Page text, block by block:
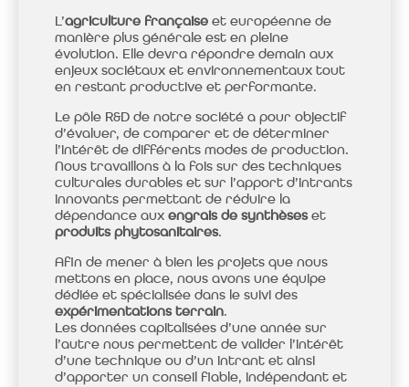
L’agriculture française et européenne de
manière plus générale est en pleine
évolution. Elle devra répondre demain aux
enjeux sociétaux et environnementaux tout
en restant productive et performante.
Le pôle R&D de notre société a pour objectif
d’évaluer, de comparer et de déterminer
l’intérêt de différents modes de production.
Nous travaillons à la fois sur des techniques
culturales durables et sur l’apport d’intrants
innovants permettant de réduire la
dépendance aux engrais de synthèseset
produits phytosanitaires.
Afin de mener à bien les projets que nous
mettons en place, nous avons une équipe
dédiée et spécialisée dans le suivi des
expérimentations terrain.
Les données capitalisées d’une année sur
l’autre nous permettent de valider l’intérêt
d’une technique ou d’un intrant et ainsi
d’apporter un conseil fiable, indépendant et